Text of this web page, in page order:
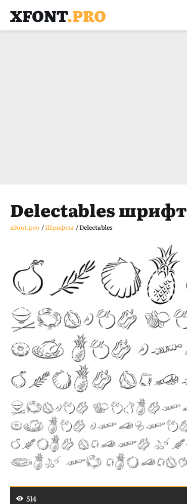
XFONT.PRO
Delectables шрифт
xFont.pro /Шрифты /Delectables
514